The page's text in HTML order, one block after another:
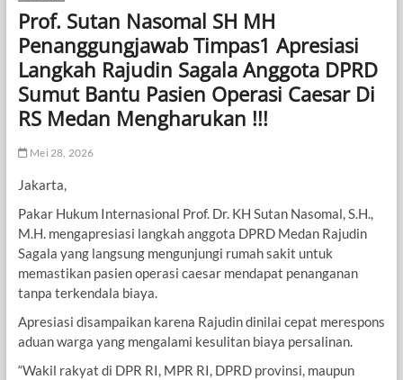
Prof. Sutan Nasomal SH MH
Penanggungjawab Timpas1 Apresiasi
Langkah Rajudin Sagala Anggota DPRD
Sumut Bantu Pasien Operasi Caesar Di
RS Medan Mengharukan !!!
Mei 28, 2026
Jakarta,
Pakar Hukum Internasional Prof. Dr. KH Sutan Nasomal, S.H.,
M.H. mengapresiasi langkah anggota DPRD Medan Rajudin
Sagala yang langsung mengunjungi rumah sakit untuk
memastikan pasien operasi caesar mendapat penanganan
tanpa terkendala biaya.
Apresiasi disampaikan karena Rajudin dinilai cepat merespons
aduan warga yang mengalami kesulitan biaya persalinan.
“Wakil rakyat di DPR RI, MPR RI, DPRD provinsi, maupun